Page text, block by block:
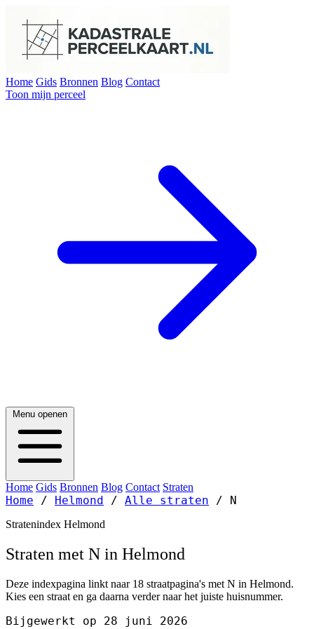
Home Gids Bronnen Blog Contact
Toon mijn perceel
Menu openen
Home Gids Bronnen Blog Contact Straten
Home / Helmond / Alle straten / N
Stratenindex Helmond
Straten met N in Helmond
Deze indexpagina linkt naar 18 straatpagina's met N in Helmond.
Kies een straat en ga daarna verder naar het juiste huisnummer.
Bijgewerkt op 28 juni 2026